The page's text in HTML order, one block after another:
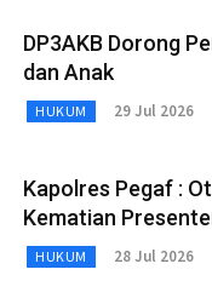
DP3AKB Dorong
dan Anak
HUKUM 29 Jul 2026
Kapolres Pegaf :
Kematian
HUKUM 28 Jul 2026